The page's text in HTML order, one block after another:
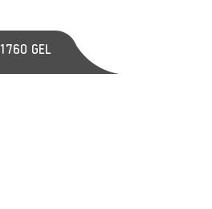
1760 GEL